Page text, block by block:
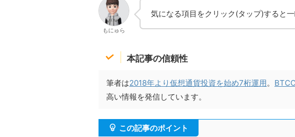
もにゅら
気になる項目をクリック(タップ)すると
本記事の信頼性
筆者は2018年より仮想通貨投資を始め7桁運用。
高い情報を発信しています。
この記事のポイント